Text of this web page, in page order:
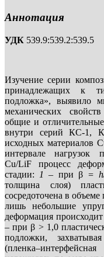
Аннотация
УДК 539.9:539.2:539.5
Изучение серии
принадлежащих к
подложка», выявило
механических
общие и
внутри серий КС-1,
исходных материалов
интервале нагрузок
Cu/LiF процесс
стадии:
1 – при β=
толщина слоя)
сосредоточена в
лишь небольшие
деформация
– при β > 1,0
подложки,